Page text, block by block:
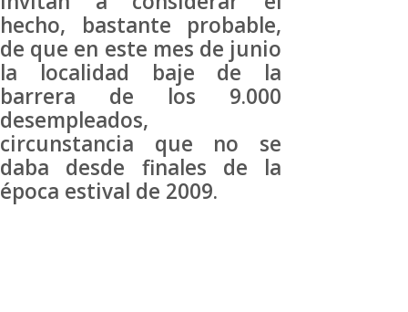
hecho, bastante probable,
de que en este mes de junio
la localidad baje de la
barrera de los 9.000
desempleados,
circunstancia que no se
daba desde finales de la
época estival de 2009.